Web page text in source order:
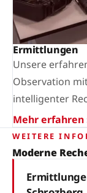
Ermittlungen
Unsere
Observation
intelligenter
Mehr erfahren
WEITERE
Moderne